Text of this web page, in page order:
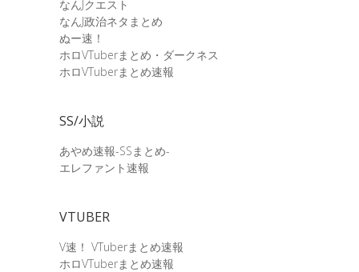
なんJクエスト
なんJ政治ネタまとめ
ぬー速！
ホロVTuberまとめ・ダークネス
ホロVTuberまとめ速報
SS/小説
あやめ速報-SSまとめ-
エレファント速報
VTUBER
V速！ VTuberまとめ速報
ホロVTuberまとめ速報